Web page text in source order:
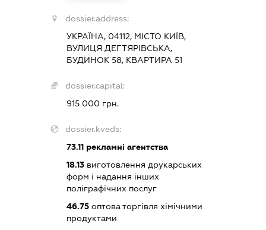
dossier.address:
УКРАЇНА, 04112, МІСТО КИЇВ,
ВУЛИЦЯ ДЕГТЯРІВСЬКА,
БУДИНОК 58, КВАРТИРА 51
dossier.capital:
915 000 грн.
dossier.kveds:
73.11рекламні агентства
18.13виготовлення друкарських
форм і надання інших
поліграфічних послуг
46.75оптова торгівля хімічними
продуктами